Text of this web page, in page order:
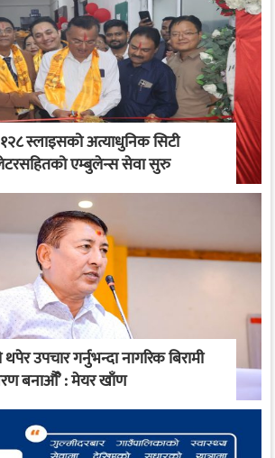
स्लाइसको अत्याधुनिक सिटी
एम्बुलेन्स सेवा सुरु
उपचार गर्नुभन्दा नागरिक बिरामी
बनाऔँ’ : मेयर खाँण